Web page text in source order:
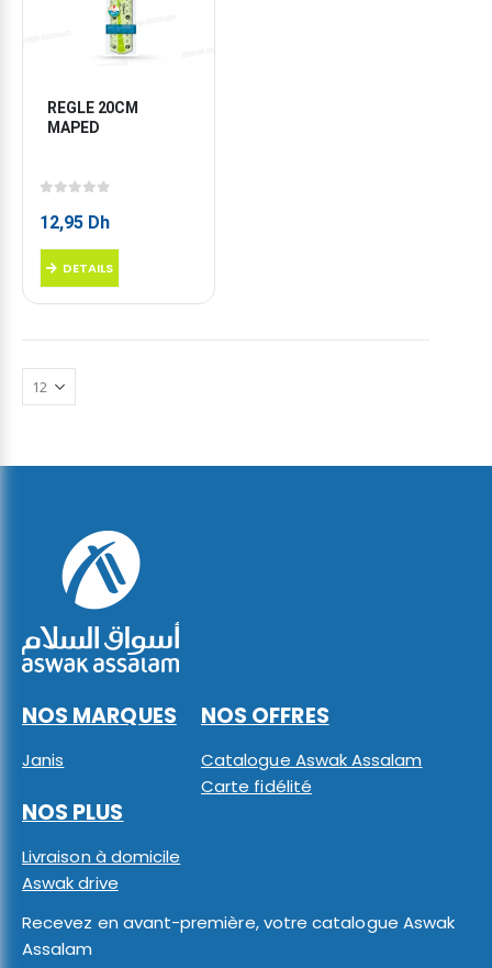
REGLE 20CM
MAPED
12,95 Dh
DETAILS
NOS MARQUES
Janis
NOS OFFRES
Catalogue Aswak Assalam
Carte fidélité
NOS PLUS
Livraison à domicile
Aswak drive
Recevez en avant-première, votre catalogue Aswak
Assalam